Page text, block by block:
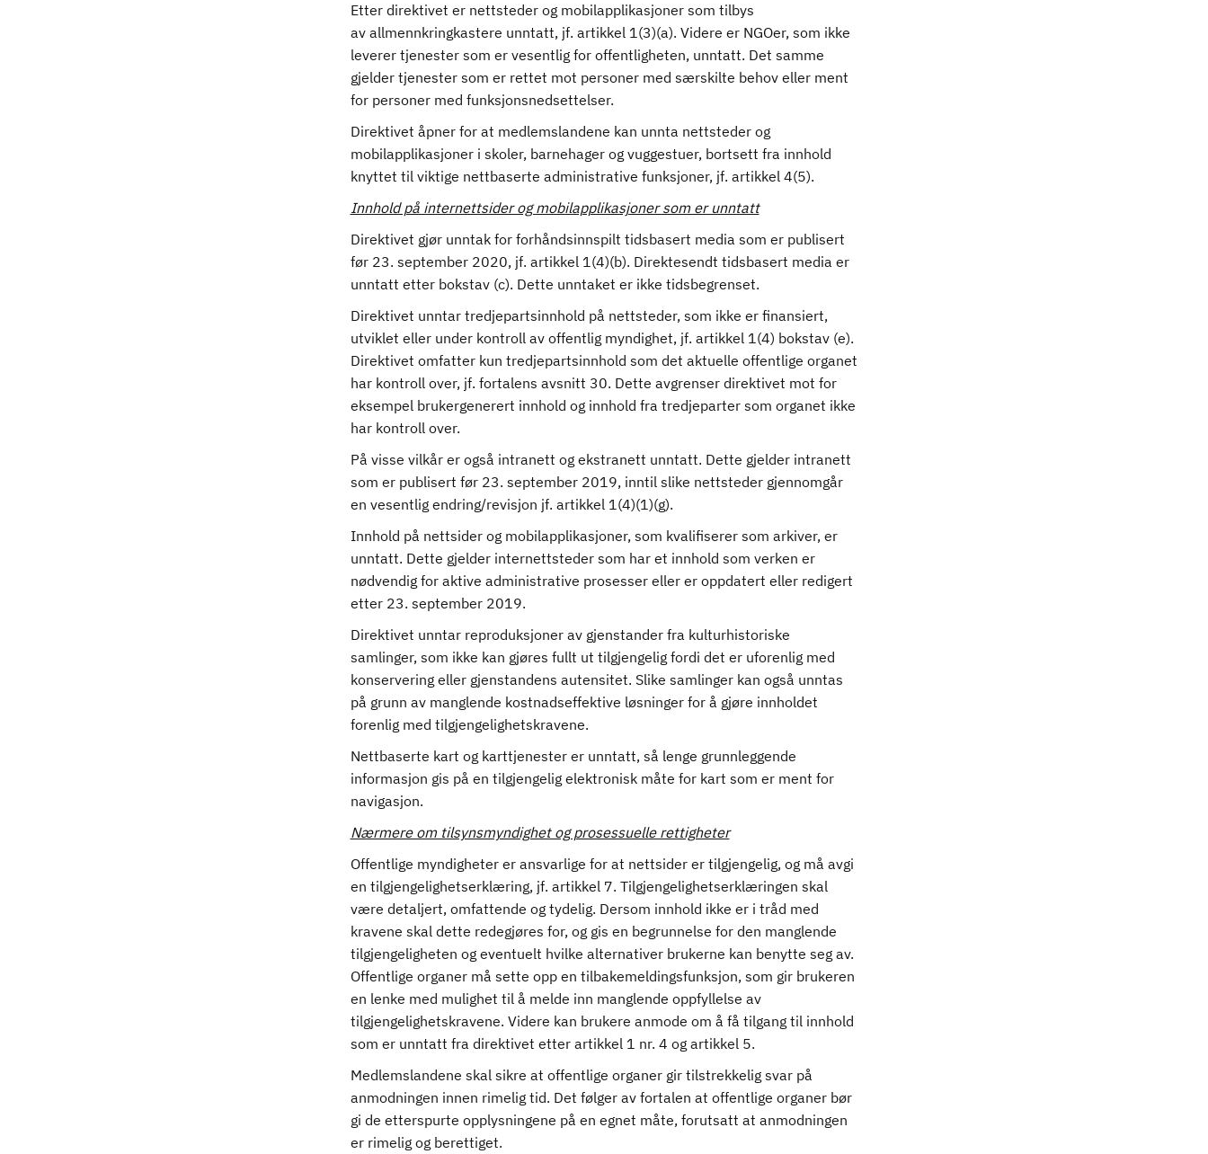
Etter direktivet er nettsteder og mobilapplikasjoner som tilbys
av allmennkringkastere unntatt, jf. artikkel 1(3)(a). Videre er NGOer, som ikke
leverer tjenester som er vesentlig for offentligheten, unntatt. Det samme
gjelder tjenester som er rettet mot personer med særskilte behov eller ment
for personer med funksjonsnedsettelser.
Direktivet åpner for at medlemslandene kan unnta nettsteder og
mobilapplikasjoner i skoler, barnehager og vuggestuer, bortsett fra innhold
knyttet til viktige nettbaserte administrative funksjoner, jf. artikkel 4(5).
Innhold på internettsider og mobilapplikasjoner som er unntatt
Direktivet gjør unntak for forhåndsinnspilt tidsbasert media som er publisert
før 23. september 2020, jf. artikkel 1(4)(b). Direktesendt tidsbasert media er
unntatt etter bokstav (c). Dette unntaket er ikke tidsbegrenset.
Direktivet unntar tredjepartsinnhold på nettsteder, som ikke er finansiert,
utviklet eller under kontroll av offentlig myndighet, jf. artikkel 1(4) bokstav (e).
Direktivet omfatter kun tredjepartsinnhold som det aktuelle offentlige organet
har kontroll over, jf. fortalens avsnitt 30. Dette avgrenser direktivet mot for
eksempel brukergenerert innhold og innhold fra tredjeparter som organet ikke
har kontroll over.
På visse vilkår er også intranett og ekstranett unntatt. Dette gjelder intranett
som er publisert før 23. september 2019, inntil slike nettsteder gjennomgår
en vesentlig endring/revisjon jf. artikkel 1(4)(1)(g).
Innhold på nettsider og mobilapplikasjoner, som kvalifiserer som arkiver, er
unntatt. Dette gjelder internettsteder som har et innhold som verken er
nødvendig for aktive administrative prosesser eller er oppdatert eller redigert
etter 23. september 2019.
Direktivet unntar reproduksjoner av gjenstander fra kulturhistoriske
samlinger, som ikke kan gjøres fullt ut tilgjengelig fordi det er uforenlig med
konservering eller gjenstandens autensitet. Slike samlinger kan også unntas
på grunn av manglende kostnadseffektive løsninger for å gjøre innholdet
forenlig med tilgjengelighetskravene.
Nettbaserte kart og karttjenester er unntatt, så lenge grunnleggende
informasjon gis på en tilgjengelig elektronisk måte for kart som er ment for
navigasjon.
Nærmere om tilsynsmyndighet og prosessuelle rettigheter
Offentlige myndigheter er ansvarlige for at nettsider er tilgjengelig, og må avgi
en tilgjengelighetserklæring, jf. artikkel 7. Tilgjengelighetserklæringen skal
være detaljert, omfattende og tydelig. Dersom innhold ikke er i tråd med
kravene skal dette redegjøres for, og gis en begrunnelse for den manglende
tilgjengeligheten og eventuelt hvilke alternativer brukerne kan benytte seg av.
Offentlige organer må sette opp en tilbakemeldingsfunksjon, som gir brukeren
en lenke med mulighet til å melde inn manglende oppfyllelse av
tilgjengelighetskravene. Videre kan brukere anmode om å få tilgang til innhold
som er unntatt fra direktivet etter artikkel 1 nr. 4 og artikkel 5.
Medlemslandene skal sikre at offentlige organer gir tilstrekkelig svar på
anmodningen innen rimelig tid. Det følger av fortalen at offentlige organer bør
gi de etterspurte opplysningene på en egnet måte, forutsatt at anmodningen
er rimelig og berettiget.